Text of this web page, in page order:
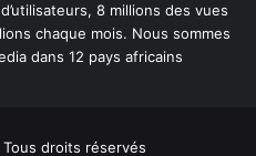
8 millions des vues
chaque mois. Nous sommes
dans 12 pays africains
droits réservés